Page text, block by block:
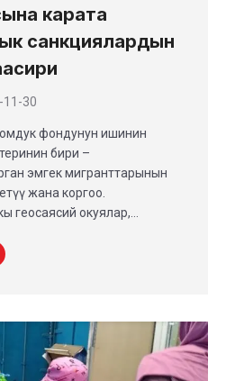
карата
санкциялардын
11-30
фондунун ишинин
бири –
эмгек мигранттарынын
жана коргоо.
геосаясий окуялар,…